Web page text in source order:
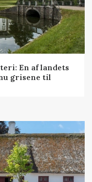
En af landets
grisene til